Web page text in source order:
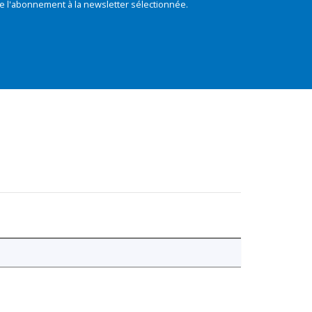
l'abonnement à la newsletter sélectionnée.